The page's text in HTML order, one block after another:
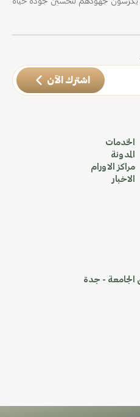
اشترك الآن
الخدمات
المدونة
مراكز الاورام
الاخبار
الجامعة - جدة